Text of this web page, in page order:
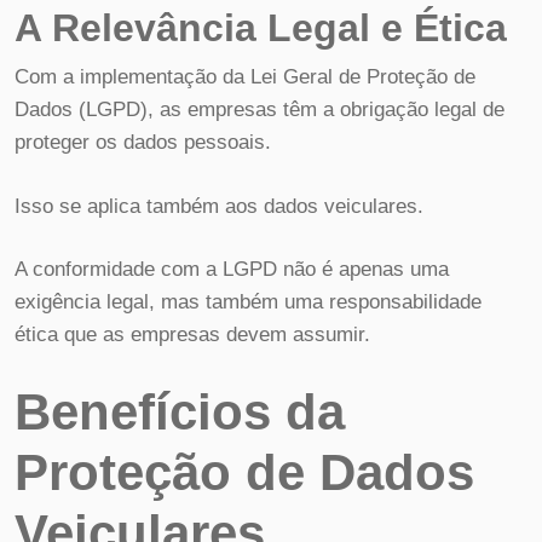
A Relevância Legal e Ética
Com a implementação da Lei Geral de Proteção de
Dados (LGPD), as empresas têm a obrigação legal de
proteger os dados pessoais.
Isso se aplica também aos dados veiculares.
A conformidade com a LGPD não é apenas uma
exigência legal, mas também uma responsabilidade
ética que as empresas devem assumir.
Benefícios da
Proteção de Dados